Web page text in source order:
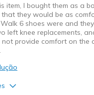
item, I bought them as a
they would be as
6 shoes were and
left knee replacements,
not provide comfort on the